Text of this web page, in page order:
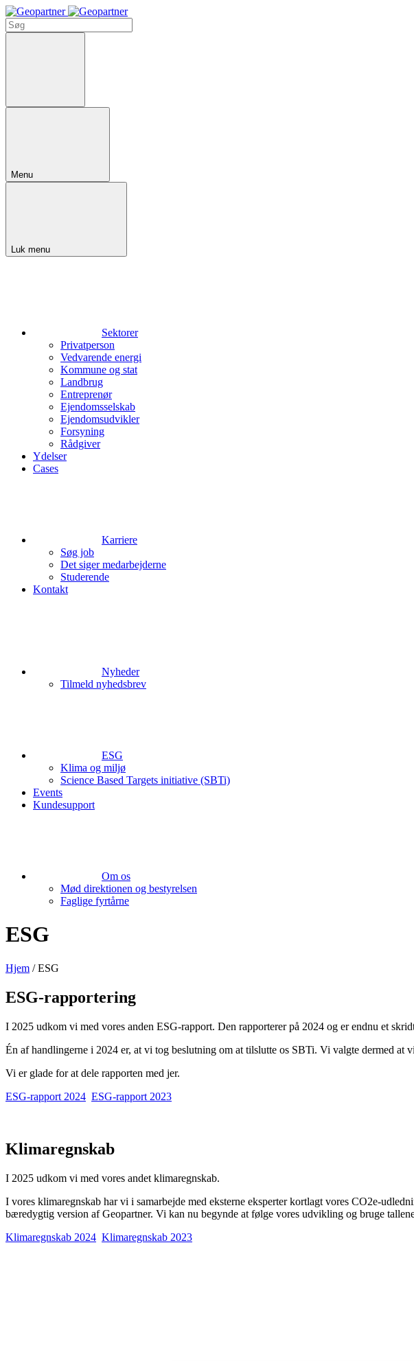
Menu
Luk menu
Sektorer
Privatperson
Vedvarende energi
Kommune og stat
Landbrug
Entreprenør
Ejendomsselskab
Ejendomsudvikler
Forsyning
Rådgiver
Ydelser
Cases
Karriere
Søg job
Det siger medarbejderne
Studerende
Kontakt
Nyheder
Tilmeld nyhedsbrev
ESG
Klima og miljø
Science Based Targets initiative (SBTi)
Events
Kundesupport
Om os
Mød direktionen og bestyrelsen
Faglige fyrtårne
ESG
Hjem /ESG
ESG-rapportering
I 2025 udkom vi med vores anden ESG-rapport. Den rapporterer på 2024 og er endnu et
Én af handlingerne i 2024 er, at vi tog beslutning om at tilslutte os SBTi. Vi valgte dermed
Vi er glade for at dele rapporten med jer.
ESG-rapport 2024 ESG-rapport 2023
Klimaregnskab
I 2025 udkom vi med vores andet klimaregnskab.
I vores klimaregnskab har vi i samarbejde med eksterne eksperter kortlagt vores CO2e-
bæredygtig version af Geopartner. Vi kan nu begynde at følge vores udvikling og bruge
Klimaregnskab 2024 Klimaregnskab 2023